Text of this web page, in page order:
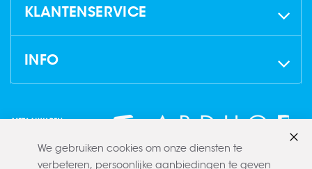
KLANTENSERVICE
INFO
We gebruiken cookies om onze diensten te
verbeteren, persoonlijke aanbiedingen te geven